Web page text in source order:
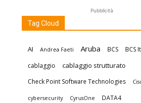
Pubblicità
Tag Cloud
AI Andrea Faeti Aruba BCS
BCS
cablaggio
cablaggio strutturato
Check Point Software Technologies
cybersecurity CyrusOne DATA4